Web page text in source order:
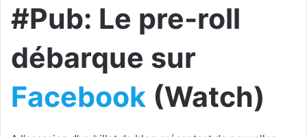
#Pub: Le pre-roll
débarque sur
Facebook (Watch)